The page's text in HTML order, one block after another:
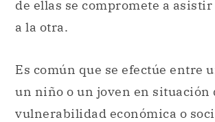
de ellas se compromete a asistir
a la otra.
Es común que se efectúe entre
un niño o un joven en situación
vulnerabilidad económica o